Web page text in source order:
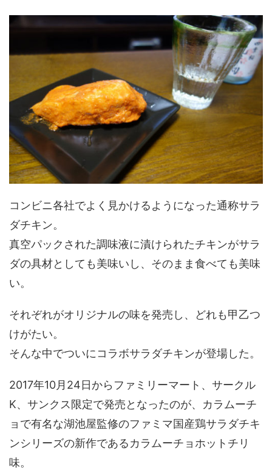
コンビニ各社でよく見かけるようになった通称サラ
ダチキン。
真空パックされた調味液に漬けられたチキンがサラ
ダの具材としても美味いし、そのまま食べても美味
い。
それぞれがオリジナルの味を発売し、どれも甲乙つ
けがたい。
そんな中でついにコラボサラダチキンが登場した。
2017年10月24日からファミリーマート、サークル
K、サンクス限定で発売となったのが、カラムーチ
ョで有名な湖池屋監修のファミマ国産鶏サラダチキ
ンシリーズの新作であるカラムーチョホットチリ
味。